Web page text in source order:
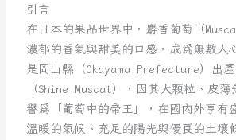
引言
在日本的果品世界中，麝香葡萄（
濃郁的香氣與甜美的口感，成為無數人
是岡山縣（Okayama Prefecture）出
（Shine Muscat），因其大顆粒、皮
譽為「葡萄中的帝王」，在國內外享有
溫暖的氣候、充足的陽光與優良的土壤